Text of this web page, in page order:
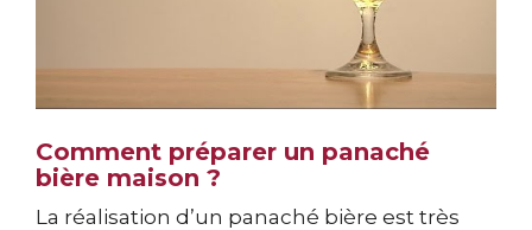
Comment préparer un panaché
bière maison ?
La réalisation d’un panaché bière est très